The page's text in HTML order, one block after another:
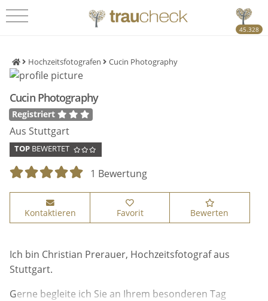
45.328
Hochzeitsfotografen Cucin Photography
Cucin Photography
Registriert
Aus Stuttgart
TOP BEWERTET
1 Bewertung
Kontaktieren Favorit Bewerten
Ich bin Christian Prerauer, Hochzeitsfotograf aus
Stuttgart.
Gerne begleite ich Sie an Ihrem besonderen Tag